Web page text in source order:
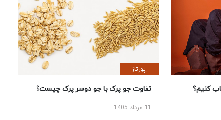
کنیم؟
رپورتاژ
تفاوت جو پرک با جو دوسر پرک چیست؟